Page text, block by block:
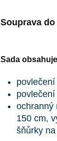
Souprava
Sada
ochranný
150 cm,
šňůrky